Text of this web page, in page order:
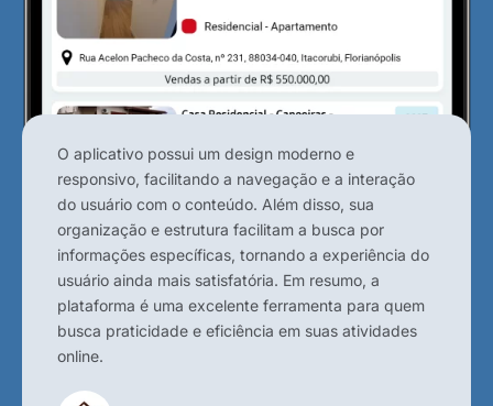
O aplicativo possui um design moderno e
responsivo, facilitando a navegação e a interação
do usuário com o conteúdo. Além disso, sua
organização e estrutura facilitam a busca por
informações específicas, tornando a experiência do
usuário ainda mais satisfatória. Em resumo, a
plataforma é uma excelente ferramenta para quem
busca praticidade e eficiência em suas atividades
online.